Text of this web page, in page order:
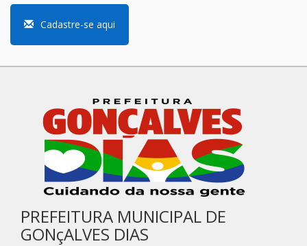
Cadastre-se aqui
PREFEITURA MUNICIPAL DE
GONçALVES DIAS